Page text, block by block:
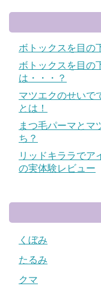
ボトックスを目の
ボトックスを目の
は・・・？
マツエクのせいで
とは！
まつ毛パーマとマ
ち？
リッドキララでア
の実体験レビュー
くぼみ
たるみ
クマ